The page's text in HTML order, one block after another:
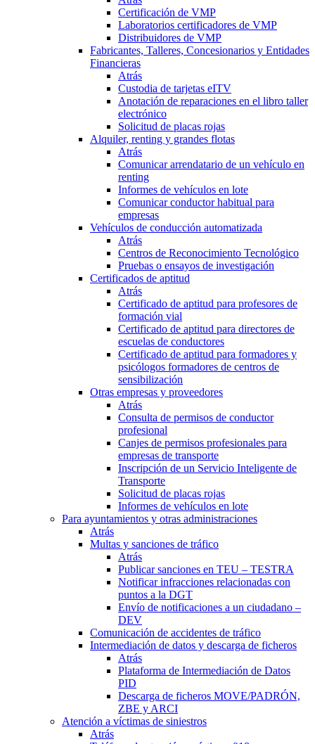
Certificación de VMP
Laboratorios certificadores de VMP
Distribuidores de VMP
Fabricantes, Talleres, Concesionarios y Entidades
Financieras
Atrás
Custodia de tarjetas eITV
Anotación de reparaciones en el libro taller
electrónico
Solicitud de placas rojas
Alquiler, renting y grandes flotas
Atrás
Comunicar arrendatario de un vehículo en
renting
Informes de vehículos en lote
Comunicar conductor habitual para
empresas
Vehículos de conducción automatizada
Atrás
Centros de Reconocimiento Tecnológico
Pruebas o ensayos de investigación
Certificados de aptitud
Atrás
Certificado de aptitud para profesores de
formación vial
Certificado de aptitud para directores de
escuelas de conductores
Certificado de aptitud para formadores y
psicólogos formadores de centros de
sensibilización
Otras empresas y proveedores
Atrás
Consulta de permisos de conductor
profesional
Canjes de permisos profesionales para
empresas de transporte
Inscripción de un Servicio Inteligente de
Transporte
Solicitud de placas rojas
Informes de vehículos en lote
Para ayuntamientos y otras administraciones
Atrás
Multas y sanciones de tráfico
Atrás
Publicar sanciones en TEU – TESTRA
Notificar infracciones relacionadas con
puntos a la DGT
Envío de notificaciones a un ciudadano –
DEV
Comunicación de accidentes de tráfico
Intermediación de datos y descarga de ficheros
Atrás
Plataforma de Intermediación de Datos
PID
Descarga de ficheros MOVE/PADRÓN,
ZBE y ARCI
Atención a víctimas de siniestros
Atrás